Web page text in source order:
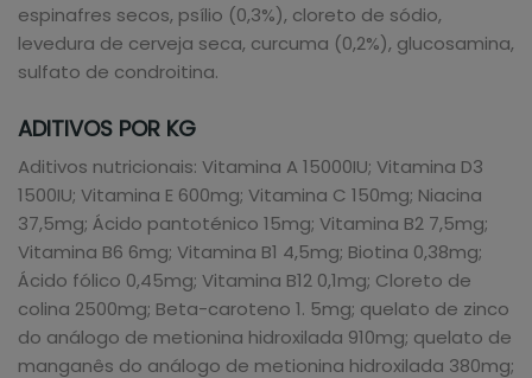
espinafres secos, psílio (0,3%), cloreto de sódio,
levedura de cerveja seca, curcuma (0,2%), glucosamina,
sulfato de condroitina.
ADITIVOS POR KG
Aditivos nutricionais: Vitamina A 15000IU; Vitamina D3
1500IU; Vitamina E 600mg; Vitamina C 150mg; Niacina
37,5mg; Ácido pantoténico 15mg; Vitamina B2 7,5mg;
Vitamina B6 6mg; Vitamina B1 4,5mg; Biotina 0,38mg;
Ácido fólico 0,45mg; Vitamina B12 0,1mg; Cloreto de
colina 2500mg; Beta-caroteno 1. 5mg; quelato de zinco
do análogo de metionina hidroxilada 910mg; quelato de
manganês do análogo de metionina hidroxilada 380mg;